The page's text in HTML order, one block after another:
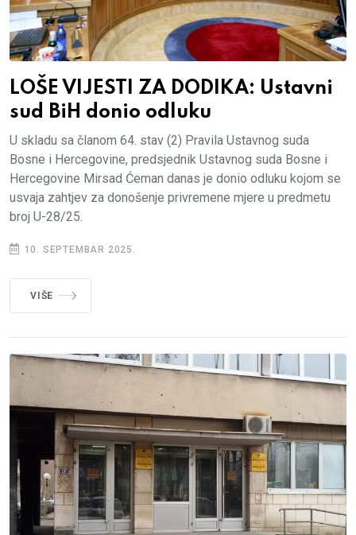
LOŠE VIJESTI ZA DODIKA: Ustavni
sud BiH donio odluku
U skladu sa članom 64. stav (2) Pravila Ustavnog suda
Bosne i Hercegovine, predsjednik Ustavnog suda Bosne i
Hercegovine Mirsad Ćeman danas je donio odluku kojom se
usvaja zahtjev za donošenje privremene mjere u predmetu
broj U-28/25.
10. SEPTEMBAR 2025.
VIŠE